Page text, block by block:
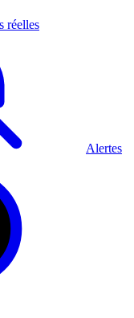
réelles
Alertes